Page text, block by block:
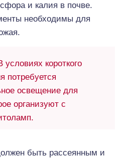
и калия в почве.
необходимы для
условиях короткого
потребуется
освещение для
организуют с
быть рассеянным и